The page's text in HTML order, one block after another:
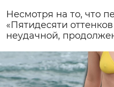
Несмотря на то, что
«Пятидесяти
неудачной,